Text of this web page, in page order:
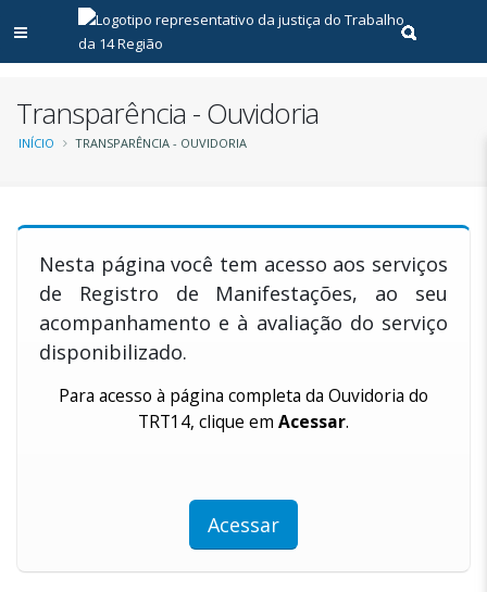
Abrir menu principal
Realizar
Transparência - Ouvidoria
Trilha
navegação
INÍCIO TRANSPARÊNCIA - OUVIDORIA
Nesta página você tem acesso aos serviços
de Registro de Manifestações, ao seu
acompanhamento e à avaliação do serviço
disponibilizado.
Para acesso à página completa da Ouvidoria do
TRT14, clique em Acessar.
Acessar